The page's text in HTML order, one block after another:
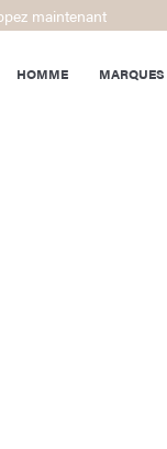
maintenant
HOMME MARQUES